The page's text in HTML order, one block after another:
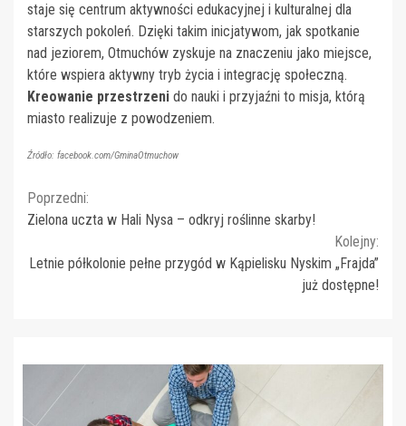
staje się centrum aktywności edukacyjnej i kulturalnej dla
starszych pokoleń. Dzięki takim inicjatywom, jak spotkanie
nad jeziorem, Otmuchów zyskuje na znaczeniu jako miejsce,
które wspiera aktywny tryb życia i integrację społeczną.
Kreowanie przestrzeni do nauki i przyjaźni to misja, którą
miasto realizuje z powodzeniem.
Źródło: facebook.com/GminaOtmuchow
Continue
Poprzedni:
Zielona uczta w Hali Nysa – odkryj roślinne skarby!
Kolejny:
Letnie półkolonie pełne przygód w Kąpielisku Nyskim „Frajda”
już dostępne!